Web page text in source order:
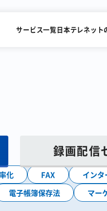
サービス一覧日本テレネット
ス
累計
FAX一斉送
録画配信
化 FAX インタ
電子帳簿保存法 マー